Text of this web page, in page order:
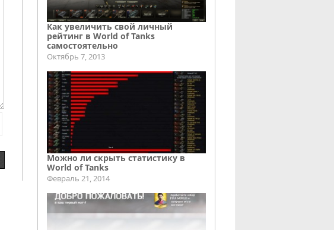
Как увеличить свой личный
рейтинг в World of Tanks
самостоятельно
Октябрь 7, 2013
Можно ли скрыть статистику в
World of Tanks
Февраль 21, 2014